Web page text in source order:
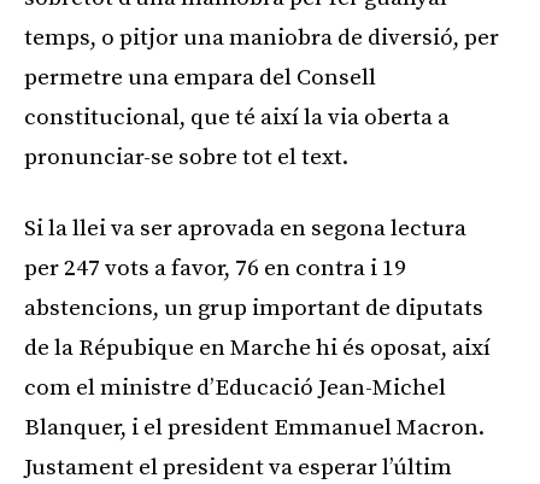
temps, o pitjor una maniobra de diversió, per
permetre una empara del Consell
constitucional, que té així la via oberta a
pronunciar-se sobre tot el text.
Si la llei va ser aprovada en segona lectura
per 247 vots a favor, 76 en contra i 19
abstencions, un grup important de diputats
de la Répubique en Marche hi és oposat, així
com el ministre d’Educació Jean-Michel
Blanquer, i el president Emmanuel Macron.
Justament el president va esperar l’últim